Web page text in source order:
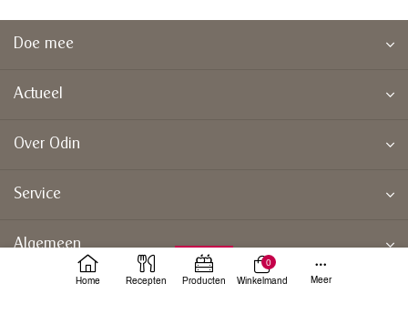
Doe mee
Actueel
Over Odin
Service
Algemeen
Home Recepten Producten
0
Winkelmand
Meer